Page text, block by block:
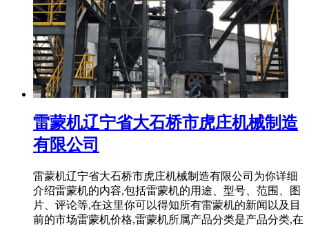
雷蒙机辽宁省大石桥市虎庄机械制造
有限公司
雷蒙机辽宁省大石桥市虎庄机械制造有限公司为你详细
介绍雷蒙机的内容,包括雷蒙机的用途、型号、范围、图
片、评论等,在这里你可以得知所有雷蒙机的新闻以及目
前的市场雷蒙机价格,雷蒙机所属产品分类是产品分类,在